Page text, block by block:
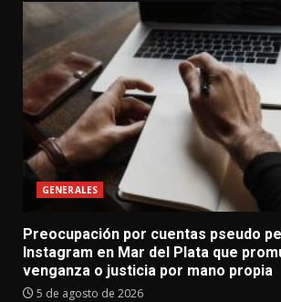
GENERALES
Preocupación por cuentas pseudo
Instagram en Mar del Plata que
venganza o justicia por mano propia
5 de agosto de 2026